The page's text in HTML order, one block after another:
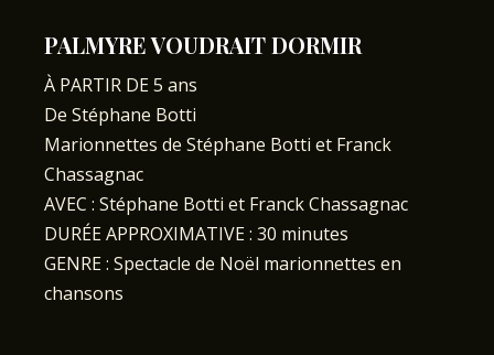
PALMYRE VOUDRAIT DORMIR
À PARTIR DE 5 ans
De Stéphane Botti
Marionnettes de Stéphane Botti et Franck
Chassagnac
AVEC : Stéphane Botti et Franck Chassagnac
DURÉE APPROXIMATIVE : 30 minutes
GENRE : Spectacle de Noël marionnettes en
chansons